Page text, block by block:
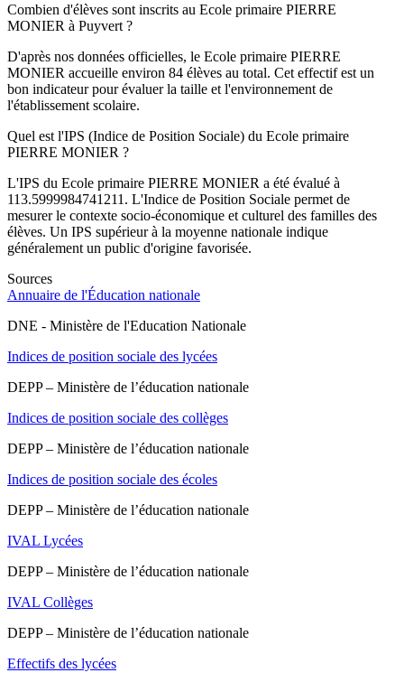
Combien d'élèves sont inscrits au Ecole primaire PIERRE
MONIER à Puyvert ?
D'après nos données officielles, le Ecole primaire PIERRE
MONIER accueille environ 84 élèves au total. Cet effectif est un
bon indicateur pour évaluer la taille et l'environnement de
l'établissement scolaire.
Quel est l'IPS (Indice de Position Sociale) du Ecole primaire
PIERRE MONIER ?
L'IPS du Ecole primaire PIERRE MONIER a été évalué à
113.5999984741211. L'Indice de Position Sociale permet de
mesurer le contexte socio-économique et culturel des familles des
élèves. Un IPS supérieur à la moyenne nationale indique
généralement un public d'origine favorisée.
Sources
Annuaire de l'Éducation nationale
DNE - Ministère de l'Education Nationale
Indices de position sociale des lycées
DEPP – Ministère de l’éducation nationale
Indices de position sociale des collèges
DEPP – Ministère de l’éducation nationale
Indices de position sociale des écoles
DEPP – Ministère de l’éducation nationale
IVAL Lycées
DEPP – Ministère de l’éducation nationale
IVAL Collèges
DEPP – Ministère de l’éducation nationale
Effectifs des lycées